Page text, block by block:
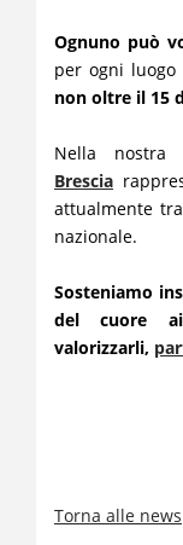
Ognuno può
per ogni luogo
non oltre il 15
Nella
Brescia
attualmente
nazionale.
Sosteniamo
del cuore
valorizzarli,
Torna alle news